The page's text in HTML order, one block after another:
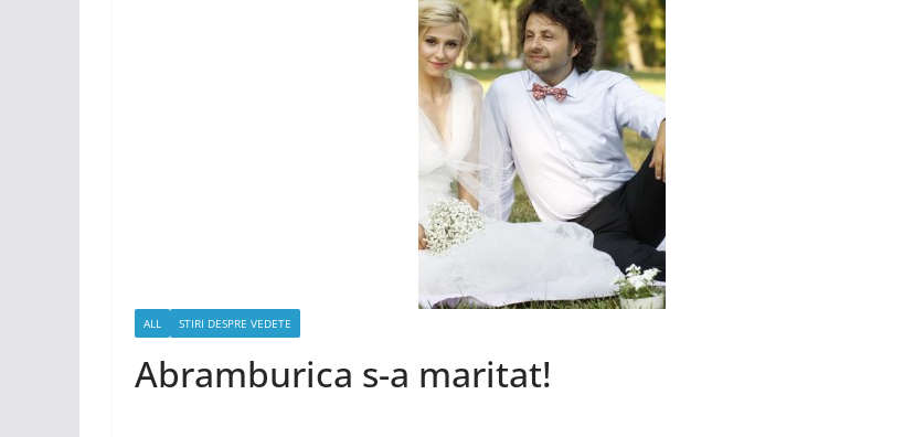
ALL STIRI DESPRE VEDETE
Abramburica s-a maritat!